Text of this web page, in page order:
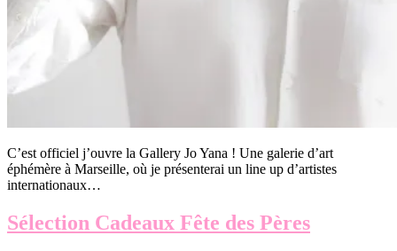
C’est officiel j’ouvre la Gallery Jo Yana ! Une galerie d’art
éphémère à Marseille, où je présenterai un line up d’artistes
internationaux…
Sélection Cadeaux Fête des Pères